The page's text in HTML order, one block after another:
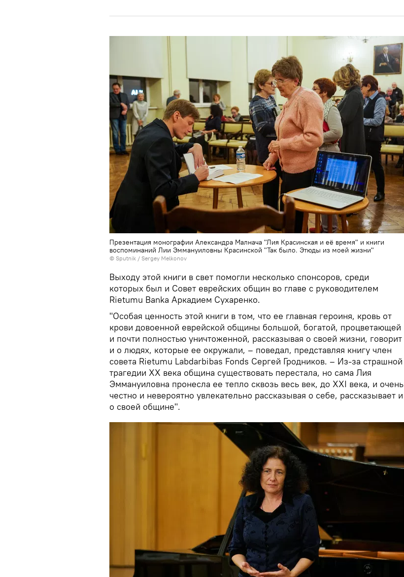
Презентация монографии Александра Малнача "Лия Красинская и её время" и книги
воспоминаний Лии Эммануиловны Красинской "Так было. Этюды из моей жизни"
© Sputnik / Sergey Melkonov
Выходу этой книги в свет помогли несколько спонсоров, среди
которых был и Совет еврейских общин во главе с руководителем
Rietumu Banka Аркадием Сухаренко.
"Особая ценность этой книги в том, что ее главная героиня, кровь от
крови довоенной еврейской общины большой, богатой, процветающей
и почти полностью уничтоженной, рассказывая о своей жизни, говорит
и о людях, которые ее окружали, – поведал, представляя книгу член
совета Rietumu Labdarbibas Fonds Сергей Гродников. – Из-за страшной
трагедии XX века община существовать перестала, но сама Лия
Эммануиловна пронесла ее тепло сквозь весь век, до XXI века, и очень
честно и невероятно увлекательно рассказывая о себе, рассказывает и
о своей общине".